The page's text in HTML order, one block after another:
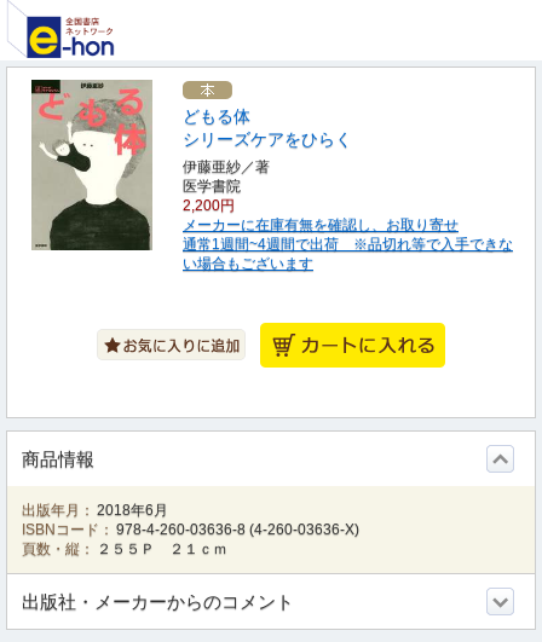
どもる体
シリーズケアをひらく
伊藤亜紗／著
医学書院
2,200円
メーカーに在庫有無を確認し、お取り寄せ
通常1週間~4週間で出荷 ※品切れ等で入手できな
い場合もございます
商品情報
出版年月： 2018年6月
ISBNコード： 978-4-260-03636-8 (4-260-03636-X)
頁数・縦：
２５５Ｐ ２１ｃｍ
出版社・メーカーからのコメント